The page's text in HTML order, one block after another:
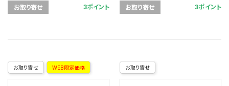
お取り寄せ 3ポイント お取り寄せ 3ポイント
お取り寄せ WEB限定価格 お取り寄せ